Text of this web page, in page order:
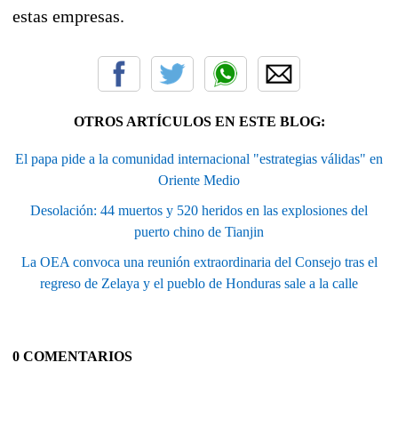
estas empresas.
OTROS ARTÍCULOS EN ESTE BLOG:
El papa pide a la comunidad internacional "estrategias válidas" en
Oriente Medio
Desolación: 44 muertos y 520 heridos en las explosiones del
puerto chino de Tianjin
La OEA convoca una reunión extraordinaria del Consejo tras el
regreso de Zelaya y el pueblo de Honduras sale a la calle
0 COMENTARIOS